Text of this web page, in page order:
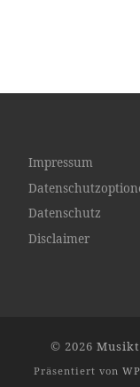
Impressum
Datenschutz
Disclaimer
© 2026
Präsentiert von WP